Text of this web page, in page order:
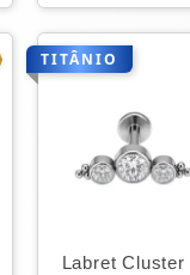
TITÂNIO
Labret Cluster